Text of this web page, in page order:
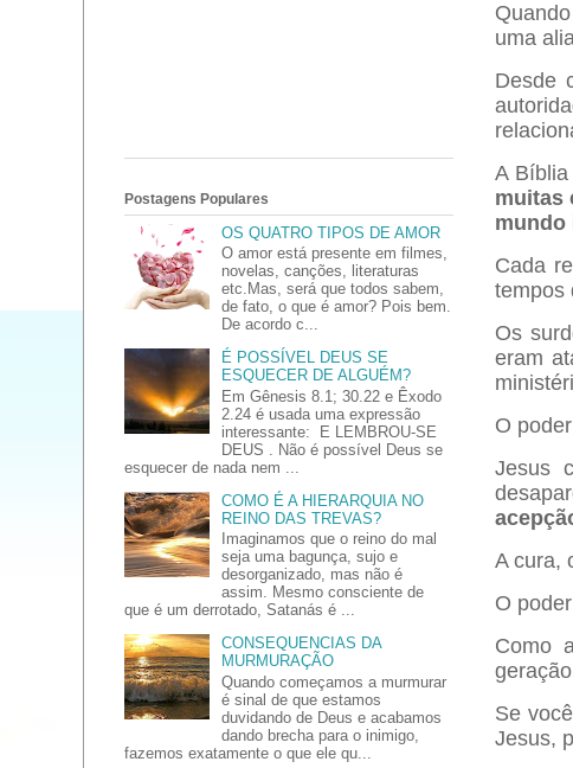
uma
Desde
A
muitas
mundo
Cada
tempos
Os
eram
O
Jesus
A cura,
O
Como
Se
Jesus,
Postagens Populares
OS QUATRO TIPOS DE AMOR
O amor está presente em filmes,
novelas, canções, literaturas
etc.Mas, será que todos sabem,
de fato, o que é amor? Pois bem.
De acordo c...
É POSSÍVEL DEUS SE
ESQUECER DE ALGUÉM?
Em Gênesis 8.1; 30.22 e Êxodo
2.24 é usada uma expressão
interessante: E LEMBROU-SE
DEUS . Não é possível Deus se
esquecer de nada nem ...
COMO É A HIERARQUIA NO
REINO DAS TREVAS?
Imaginamos que o reino do mal
seja uma bagunça, sujo e
desorganizado, mas não é
assim. Mesmo consciente de
que é um derrotado, Satanás é ...
CONSEQUENCIAS DA
MURMURAÇÃO
Quando começamos a murmurar
é sinal de que estamos
duvidando de Deus e acabamos
dando brecha para o inimigo,
fazemos exatamente o que ele qu...